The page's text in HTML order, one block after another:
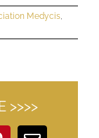
Medycis
>>>>